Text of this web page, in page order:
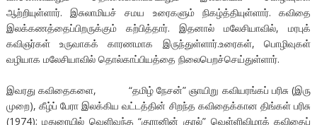
ஆற்றியுள்ளார். இசுலாமியச் சமய உரைகளும் நிகழ்த்தியுள்ளார். கவிதை
இலக்கணத்தைப்பிறருக்கும் கற்பித்தார். இதனால் மலேசியாவில், மரபுக்
கவிஞர்கள் உருவாகக் காரணமாக இருந்துள்ளார்.உரைகள், பொழிவுகள்
வழியாக மலேசியாவில் தொல்காப்பியத்தை நிலைபெறச்செய்துள்ளார்.
இவரது கவிதைகளை, “தமிழ் நேசன்” ஞாயிறு கவியரங்கப் பரிசு (இரு
முறை), கீழ்ப் பேரா இலக்கிய வட்டத்தின் சிறந்த கவிதைக்கான திங்கள் பரிசு
(1974); மதுரையில் வெளிவந்த “குரானின் குரல்” வெள்ளிவிழாக் கவிதைப்